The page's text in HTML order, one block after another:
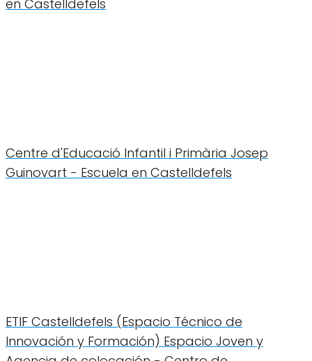
en Castelldefels
Centre d'Educació Infantil i Primària Josep
Guinovart - Escuela en Castelldefels
ETIF Castelldefels (Espacio Técnico de
Innovación y Formación) Espacio Joven y